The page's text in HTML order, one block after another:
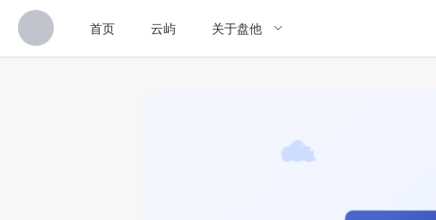
首页 云屿 关于盘他